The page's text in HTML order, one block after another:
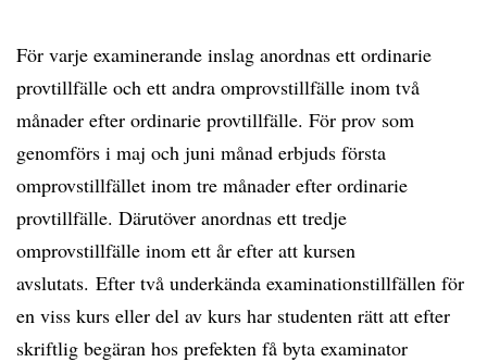
För varje examinerande inslag anordnas ett ordinarie
provtillfälle och ett andra omprovstillfälle inom två
månader efter ordinarie provtillfälle. För prov som
genomförs i maj och juni månad erbjuds första
omprovstillfället inom tre månader efter ordinarie
provtillfälle. Därutöver anordnas ett tredje
omprovstillfälle inom ett år efter att kursen
avslutats. Efter två underkända examinationstillfällen för
en viss kurs eller del av kurs har studenten rätt att efter
skriftlig begäran hos prefekten få byta examinator